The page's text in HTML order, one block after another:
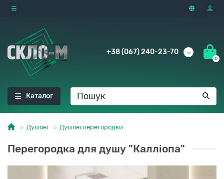
+38 (067) 240-23-70
0
Каталог
Душові Душові перегородки
Перегородка для душу "Калліопа"